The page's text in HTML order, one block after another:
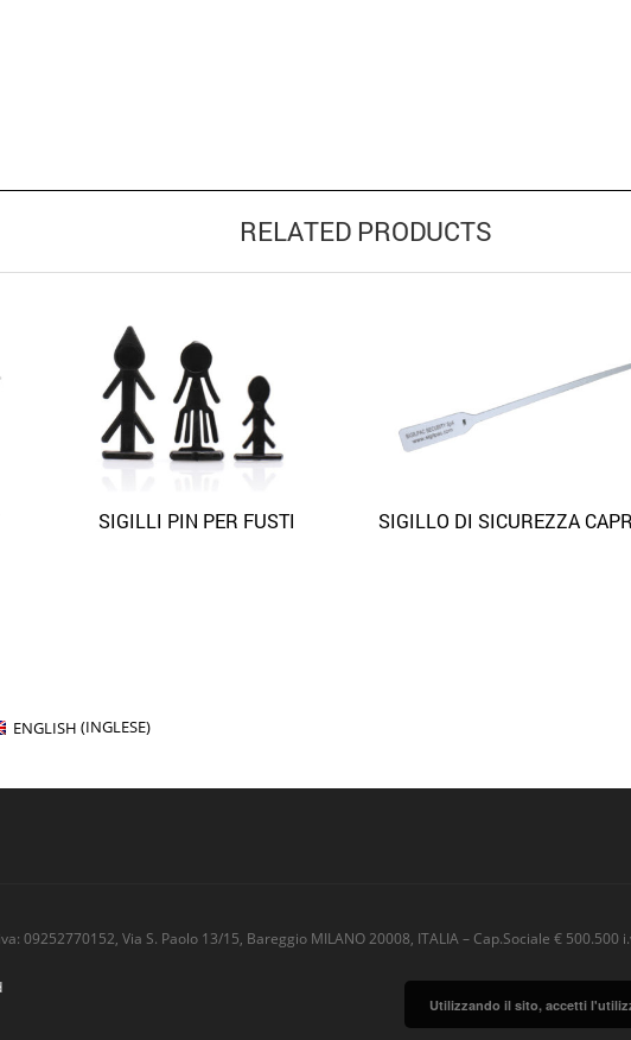
RELATED PRODUCTS
Aggiungi alla lista dei desideri Quick View
SIGILLI PIN PER FUSTI Aggiungi alla lista dei desideri Quick
SIGILLO DI SICUREZZA
ENGLISH (INGLESE)
09252770152, Via S. Paolo 13/15, Bareggio MILANO 20008, ITALIA – Cap.Sociale € 500.500
Utilizzando il sito, accetti